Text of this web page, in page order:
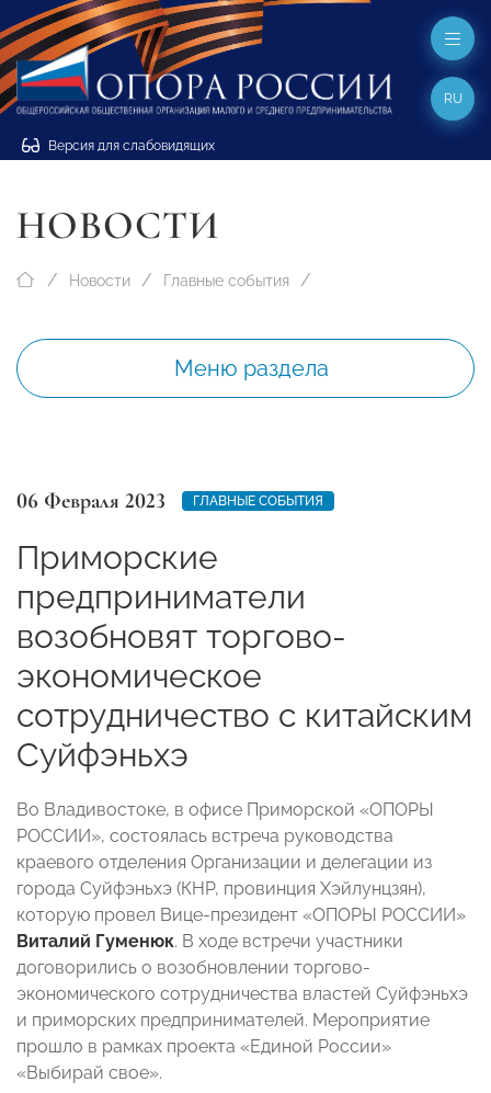
Версия для слабовидящих
RU
НОВОСТИ
Новости Главные события
Меню раздела
06 Февраля 2023 ГЛАВНЫЕ СОБЫТИЯ
Приморские
предприниматели
возобновят торгово-
экономическое
сотрудничество с китайским
Суйфэньхэ
Во Владивостоке, в офисе Приморской «ОПОРЫ
РОССИИ», состоялась встреча руководства
краевого отделения Организации и делегации из
города Суйфэньхэ (КНР, провинция Хэйлунцзян),
которую провел Вице-президент «ОПОРЫ РОССИИ»
Виталий Гуменюк. В ходе встречи участники
договорились о возобновлении торгово-
экономического сотрудничества властей Суйфэньхэ
и приморских предпринимателей. Мероприятие
прошло в рамках проекта «Единой России»
«Выбирай свое».